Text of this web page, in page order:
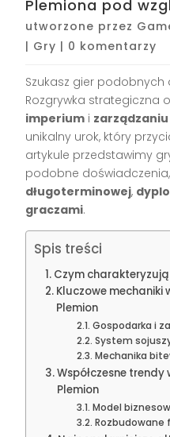
Plemiona pod
utworzone przez
| Gry | 0 komentarzy
Szukasz gier podobnych
Rozgrywka strategiczna
imperium i
unikalny urok, który
artykule przedstawimy
podobne
długoterminowej,
graczami.
Spis treści
Czym charakteryzują
Kluczowe
Plemion
Gospodarka i
System
Mechanika
Współczesne
Plemion
Model
Rozbudowane